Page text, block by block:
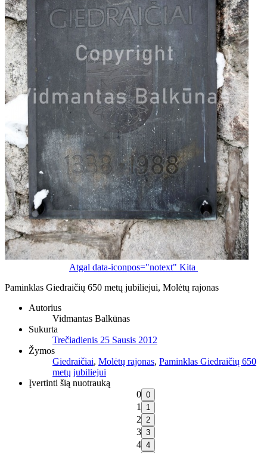
Atgal data-iconpos="notext" Kita
Paminklas Giedraičių 650 metų jubiliejui, Molėtų rajonas
Autorius
Vidmantas Balkūnas
Sukurta
Trečiadienis 25 Sausis 2012
Žymos
Giedraičiai, Molėtų rajonas, Paminklas Giedraičių 650
metų jubiliejui
Įvertinti šią nuotrauką
0
1
2
3
4